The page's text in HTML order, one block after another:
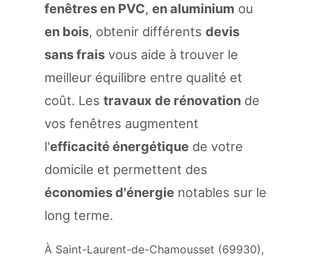
fenêtres en PVC, en aluminium ou
en bois, obtenir différents devis
sans frais vous aide à trouver le
meilleur équilibre entre qualité et
coût. Les travaux de rénovation de
vos fenêtres augmentent
l'efficacité énergétique de votre
domicile et permettent des
économies d'énergie notables sur le
long terme.
À Saint-Laurent-de-Chamousset (69930),